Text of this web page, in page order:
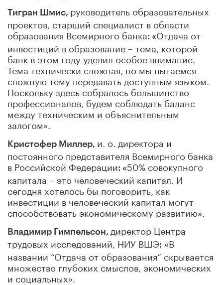
Тигран Шмис, руководитель образовательных
проектов, старший специалист в области
образования Всемирного банка: «Отдача от
инвестиций в образование – тема, которой
банк в этом году уделил особое внимание.
Тема технически сложная, но мы пытаемся
сложную тему передавать доступным языком.
Поскольку здесь собралось большинство
профессионалов, будем соблюдать баланс
между техническим и объяснительным
залогом».
Кристофер Миллер, и. о. директора и
постоянного представителя Всемирного банка
в Российской Федерации: «50% совокупного
капитала – это человеческий капитал. И
сегодня хотелось бы поговорить, как
инвестиции в человеческий капитал могут
способствовать экономическому развитию».
Владимир Гимпельсон, директор Центра
трудовых исследований, НИУ ВШЭ: «В
названии “Отдача от образования” скрывается
множество глубоких смыслов, экономических
и социальных».